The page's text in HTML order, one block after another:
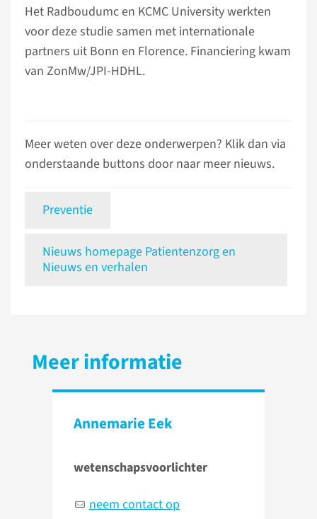
Het Radboudumc en KCMC University werkten
voor deze studie samen met internationale
partners uit Bonn en Florence. Financiering kwam
van ZonMw/JPI-HDHL.
Meer weten over deze onderwerpen? Klik dan via
onderstaande buttons door naar meer nieuws.
Preventie
Nieuws homepage Patientenzorg en
Nieuws en verhalen
Meer informatie
Annemarie Eek
wetenschapsvoorlichter
neem contact op